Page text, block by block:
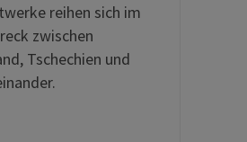
reihen sich im
zwischen
Tschechien und